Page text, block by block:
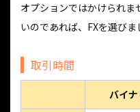
オプションではかけられ
いのであれば、FXを選びま
取引時間
バイ